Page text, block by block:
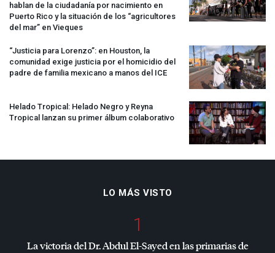
hablan de la ciudadanía por nacimiento en
Puerto Rico y la situación de los “agricultores
del mar” en Vieques
“Justicia para Lorenzo”: en Houston, la
comunidad exige justicia por el homicidio del
padre de familia mexicano a manos del ICE
Helado Tropical: Helado Negro y Reyna
Tropical lanzan su primer álbum colaborativo
LO MÁS VISTO
1
La victoria del Dr. Abdul El-Sayed en las primarias de